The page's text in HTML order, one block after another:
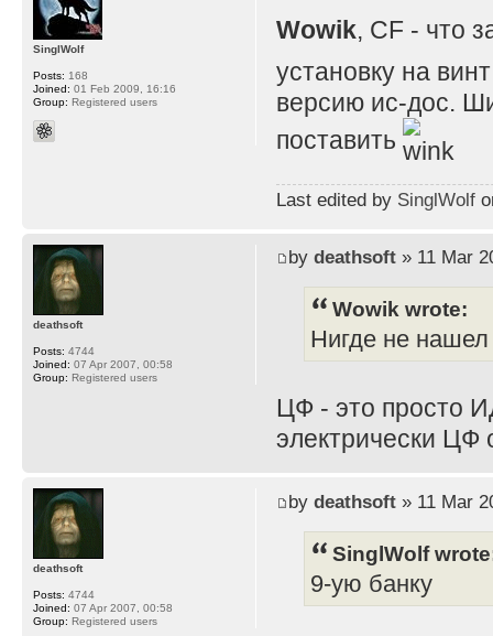
Wowik, CF - что
установку на
версию ис-дос.
поставить
Last edited by SinglWolf
SinglWolf
Posts: 168
Joined: 01 Feb 2009, 16:16
Group: Registered users
by deathsoft» 11 Mar
Wowik wrote:
Нигде не
ЦФ - это просто
электрически ЦФ
deathsoft
Posts: 4744
Joined: 07 Apr 2007, 00:58
Group: Registered users
by deathsoft» 11 Mar
SinglWolf
9-ую банку
deathsoft
Posts: 4744
Joined: 07 Apr 2007, 00:58
Group: Registered users